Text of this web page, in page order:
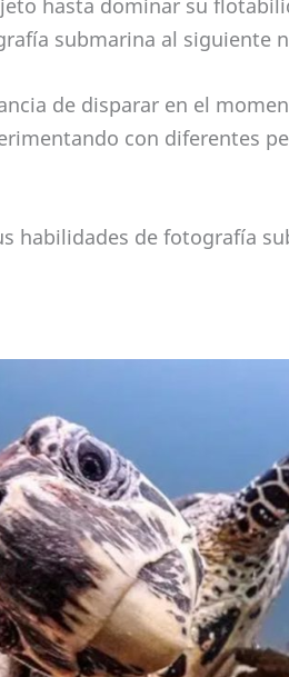
hasta dominar su
submarina al siguiente
de disparar en el
con diferentes
habilidades de fotografía